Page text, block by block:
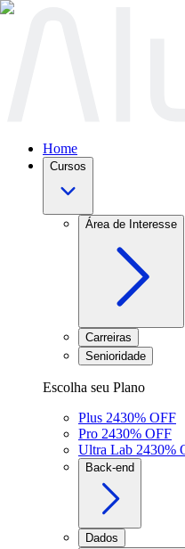
Home
Cursos
Área de Interesse
Carreiras
Senioridade
Escolha seu Plano
Plus 2430% OFF
Pro 2430% OFF
Ultra Lab 2430%
Back-end
Dados